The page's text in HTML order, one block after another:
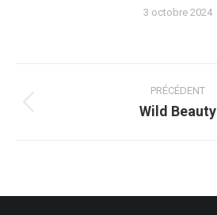
3 octobre 2024
album
PRÉCÉDENT
Album
Wild Beauty